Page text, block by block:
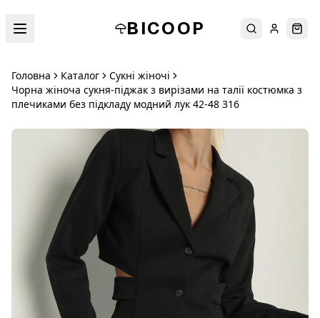
BICOOP ПошукУвійти
Головна Каталог
Сукні жіночі
Чорна жіноча сукня-піджак з вирізами на талії костюмка з
плечиками без підкладу модний лук 42-48 316